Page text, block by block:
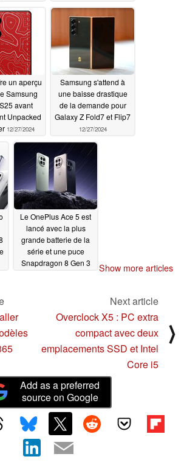
un aperçu
Samsung
avant
Unpacked
12/27/2024
Samsung s'attend à
une baisse drastique
de la demande pour
Galaxy Z Fold7 et Flip7
12/27/2024
Le OnePlus Ace 5 est
lancé avec la plus
grande batterie de la
série et une puce
Snapdragon 8 Gen 3
Show more articles
Next article
Overclock X5 : PC extra
compact avec deux
emplacements SSD et Intel
Core i5
⟩
Add as a preferred
source on Google